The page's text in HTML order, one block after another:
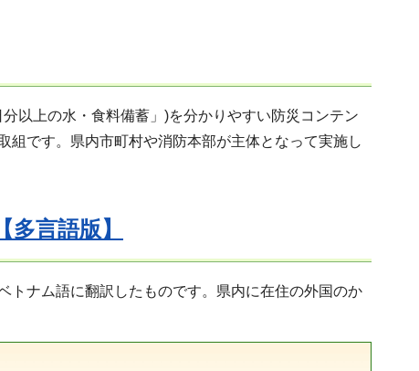
以上の水・食料備蓄」)を分かりやすい防災コンテン
組です。県内市町村や消防本部が主体となって実施し
言語版】
トナム語に翻訳したものです。県内に在住の外国のか